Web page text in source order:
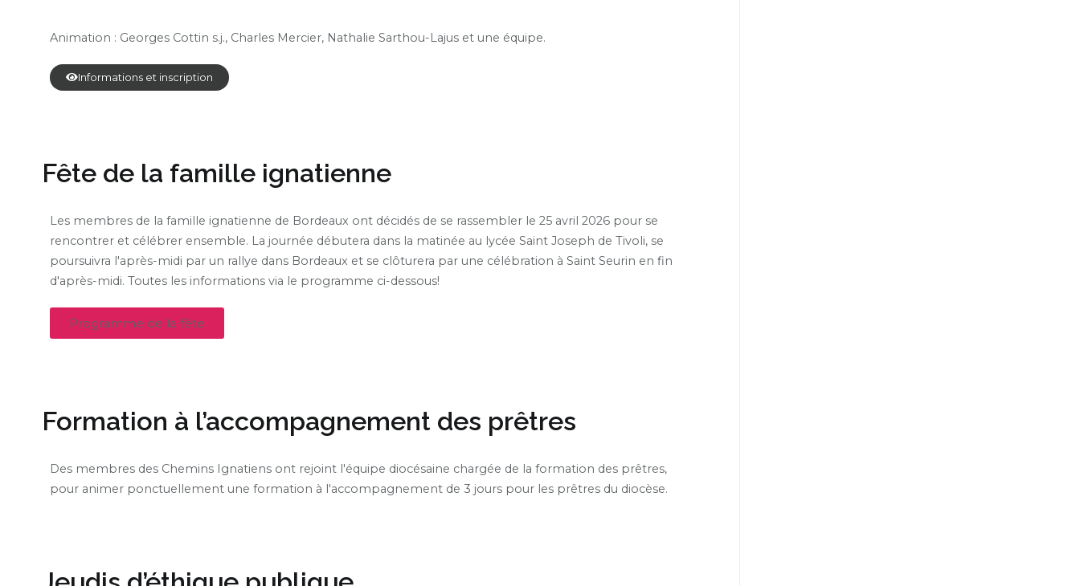
Animation : Georges Cottin s.j., Charles Mercier, Nathalie Sarthou-Lajus et une équipe.
Informations et inscription
Fête de la famille ignatienne
Les membres de la famille ignatienne de Bordeaux ont décidés de se rassembler le 25 avril 2026 pour se
rencontrer et célébrer ensemble. La journée débutera dans la matinée au lycée Saint Joseph de Tivoli, se
poursuivra l'après-midi par un rallye dans Bordeaux et se clôturera par une célébration à Saint Seurin en fin
d'après-midi. Toutes les informations via le programme ci-dessous!
Programme de la fête
Formation à l’accompagnement des prêtres
Des membres des Chemins Ignatiens ont rejoint l'équipe diocésaine chargée de la formation des prêtres,
pour animer ponctuellement une formation à l'accompagnement de 3 jours pour les prêtres du diocèse.